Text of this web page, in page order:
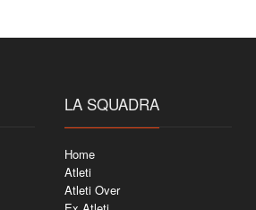
LA SQUADRA
Home
Atleti
Atleti Over